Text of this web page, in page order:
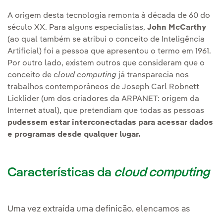
A origem desta tecnologia remonta à década de 60 do
século XX. Para alguns especialistas, John McCarthy
(ao qual também se atribui o conceito de Inteligência
Artificial) foi a pessoa que apresentou o termo em 1961.
Por outro lado, existem outros que consideram que o
conceito de cloud computing já transparecia nos
trabalhos contemporâneos de Joseph Carl Robnett
Licklider (um dos criadores da ARPANET: origem da
Internet atual), que pretendiam que todas as pessoas
pudessem estar interconectadas para acessar dados
e programas desde qualquer lugar.
Características da cloud computing
Uma vez extraída uma definição, elencamos as